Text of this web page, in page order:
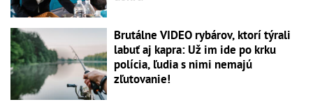
Brutálne VIDEO rybárov, ktorí týrali
labuť aj kapra: Už im ide po krku
polícia, ľudia s nimi nemajú
zľutovanie!